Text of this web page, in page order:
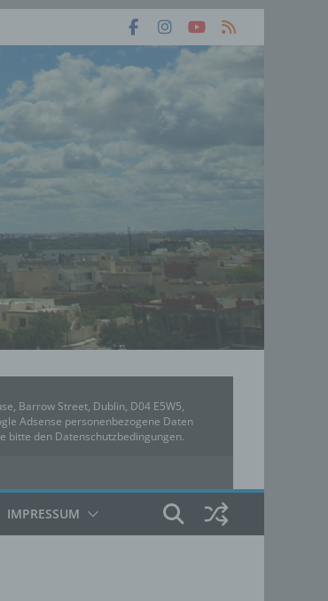
Barrow Street, Dublin, D04 E5W5,
Adsense personenbezogene Daten
bitte den Datenschutzbedingungen.
IMPRESSUM